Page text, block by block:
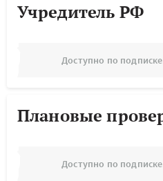
Учредитель РФ
Доступно по
Плановые
Доступно по